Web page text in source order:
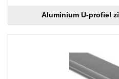
Aluminium U-profiel